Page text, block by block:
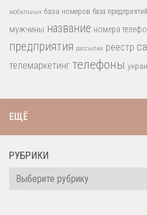
мобильных база номеров база предприятий
мужчины название номера
предприятия рассылки реестр
телемаркетинг телефоны
ЕЩЁ
РУБРИКИ
Рубрики